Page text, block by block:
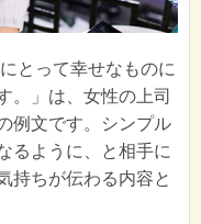
とって幸せなものに
。」は、女性の上司
例文です。シンプル
るように、と相手に
持ちが伝わる内容と